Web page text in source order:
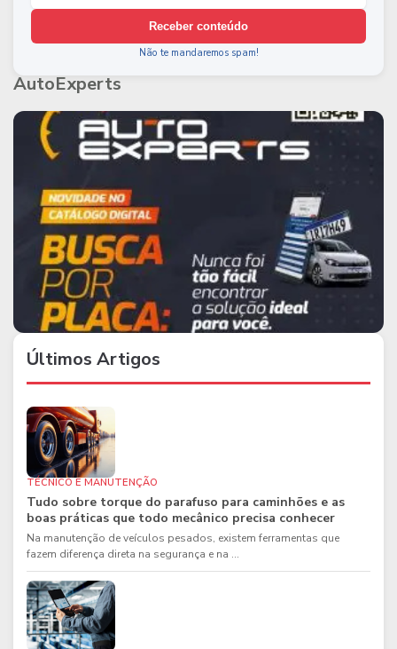
Receber conteúdo
Não te mandaremos spam!
AutoExperts
Últimos Artigos
TÉCNICO E MANUTENÇÃO
Tudo sobre torque do parafuso para caminhões e as
boas práticas que todo mecânico precisa conhecer
Na manutenção de veículos pesados, existem ferramentas que
fazem diferença direta na segurança e na ...